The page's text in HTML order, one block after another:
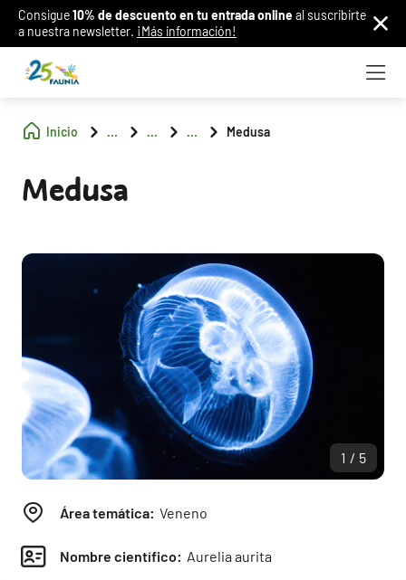
Consigue10% de descuento en tu entrada onlineal suscribirte
a nuestra newsletter. ¡Más información!
Inicio ... ... ... Medusa
Medusa
1/5
Área temática: Veneno
Nombre científico: Aurelia aurita